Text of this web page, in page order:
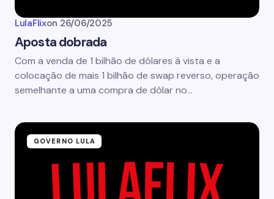
LulaFlixon 26/06/2025
Aposta dobrada
Com a venda de 1 bilhão de dólares à vista e a
colocação de mais 1 bilhão de swap reverso, operação
semelhante a uma compra de dólar no…
GOVERNO LULA